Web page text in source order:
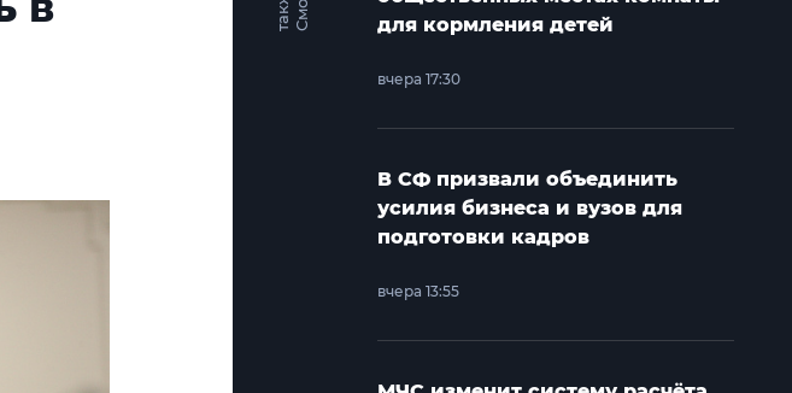
для кормления детей
вчера 17:30
В СФ призвали объединить
усилия бизнеса и вузов для
подготовки кадров
вчера 13:55